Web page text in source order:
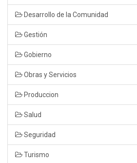
Desarrollo de la Comunidad
Gestión
Gobierno
Obras y Servicios
Produccion
Salud
Seguridad
Turismo